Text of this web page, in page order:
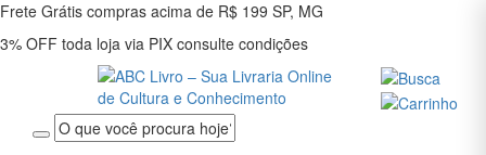
Frete Grátis compras acima de R$ 199 SP, MG
3% OFF toda loja via PIX consulte condições
Entrar